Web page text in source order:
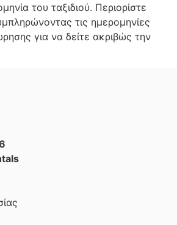
του ταξιδιού. Περιορίστε
τις ημερομηνίες
για να δείτε ακριβώς την